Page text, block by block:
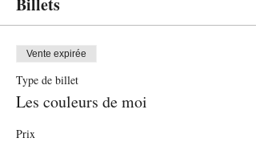
Vente expirée
Type de billet
Les couleurs de moi
Prix